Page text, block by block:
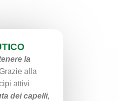
la
Grazie alla
attivi
dei capelli,